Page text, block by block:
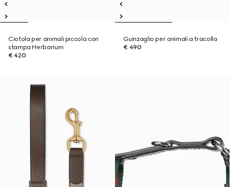
Ciotola per animali piccola con
stampa Herbarium
€ 420
Guinzaglio per animali a tracolla
€ 490